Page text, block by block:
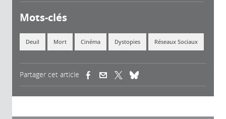
Mots-clés
Deuil Mort Cinéma Dystopies Réseaux Sociaux
Partager cet article (link is external)(link is external)